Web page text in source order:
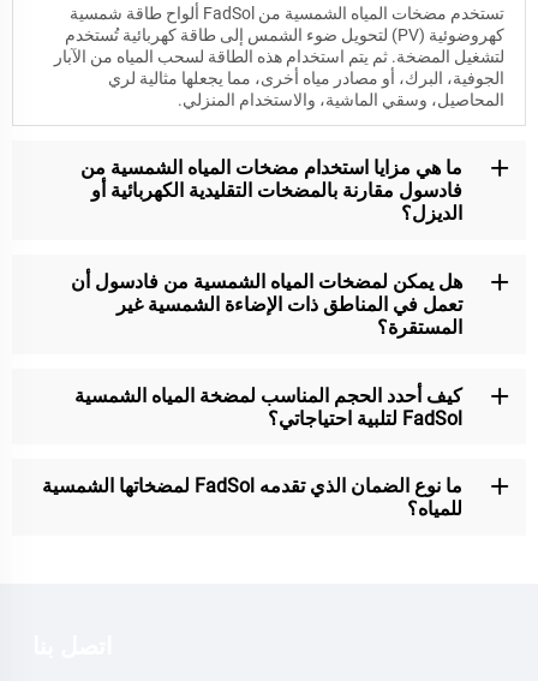
تستخدم مضخات المياه الشمسية من FadSol ألواح طاقة شمسية
كهروضوئية (PV) لتحويل ضوء الشمس إلى طاقة كهربائية تُستخدم
لتشغيل المضخة. ثم يتم استخدام هذه الطاقة لسحب المياه من الآبار
الجوفية، البرك، أو مصادر مياه أخرى، مما يجعلها مثالية لري
المحاصيل، وسقي الماشية، والاستخدام المنزلي.
ما هي مزايا استخدام مضخات المياه الشمسية من
فادسول مقارنة بالمضخات التقليدية الكهربائية أو
الديزل؟
هل يمكن لمضخات المياه الشمسية من فادسول أن
تعمل في المناطق ذات الإضاءة الشمسية غير
المستقرة؟
كيف أحدد الحجم المناسب لمضخة المياه الشمسية
FadSol لتلبية احتياجاتي؟
ما نوع الضمان الذي تقدمه FadSol لمضخاتها الشمسية
للمياه؟